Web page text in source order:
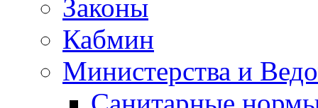
Законы
Кабмин
Министерства и